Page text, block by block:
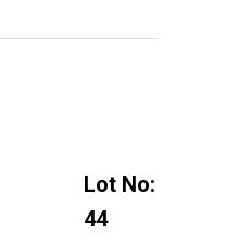
Lot No:
44